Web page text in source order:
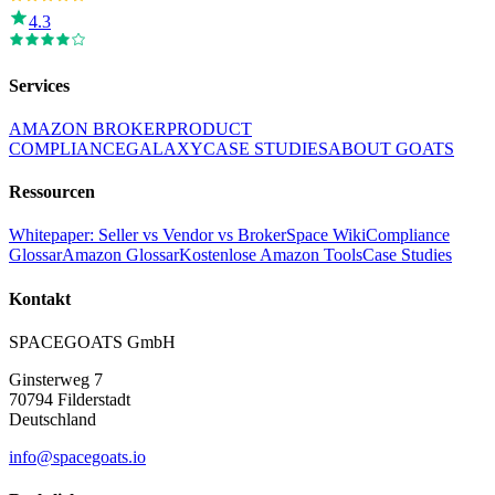
4.3
Services
AMAZON BROKERPRODUCT
COMPLIANCEGALAXYCASE STUDIESABOUT GOATS
Ressourcen
Whitepaper: Seller vs Vendor vs BrokerSpace WikiCompliance
GlossarAmazon GlossarKostenlose Amazon ToolsCase Studies
Kontakt
SPACEGOATS GmbH
Ginsterweg 7
70794 Filderstadt
Deutschland
info@spacegoats.io